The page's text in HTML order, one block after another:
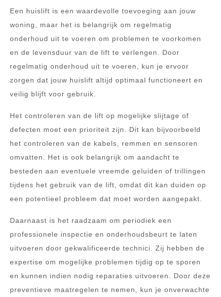
Een huislift is een waardevolle toevoeging aan jouw
woning, maar het is belangrijk om regelmatig
onderhoud uit te voeren om problemen te voorkomen
en de levensduur van de lift te verlengen. Door
regelmatig onderhoud uit te voeren, kun je ervoor
zorgen dat jouw huislift altijd optimaal functioneert en
veilig blijft voor gebruik.
Het controleren van de lift op mogelijke slijtage of
defecten moet een prioriteit zijn. Dit kan bijvoorbeeld
het controleren van de kabels, remmen en sensoren
omvatten. Het is ook belangrijk om aandacht te
besteden aan eventuele vreemde geluiden of trillingen
tijdens het gebruik van de lift, omdat dit kan duiden op
een potentieel probleem dat moet worden aangepakt.
Daarnaast is het raadzaam om periodiek een
professionele inspectie en onderhoudsbeurt te laten
uitvoeren door gekwalificeerde technici. Zij hebben de
expertise om mogelijke problemen tijdig op te sporen
en kunnen indien nodig reparaties uitvoeren. Door deze
preventieve maatregelen te nemen, kun je onverwachte